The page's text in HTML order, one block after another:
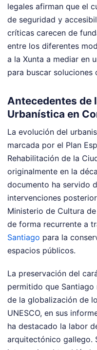
legales afirman que el
de seguridad y
críticas carecen de
entre los diferentes
a la Xunta a mediar en
para buscar soluciones
Antecedentes de
Urbanística en
La evolución del
marcada por el Plan
Rehabilitación de la
originalmente en la
documento ha servido
intervenciones
Ministerio de Cultura
de forma recurrente a
Santiago para la
espacios públicos.
La preservación del
permitido que
de la globalización de
UNESCO, en sus
ha destacado la labor
arquitectónico gallego.